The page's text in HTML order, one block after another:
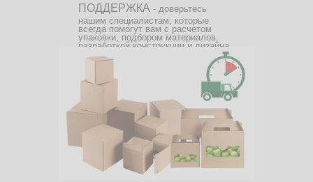
ПОДДЕРЖКА - доверьтесь
нашим специалистам, которые
всегда помогут вам с расчетом
упаковки, подбором материалов,
разработкой конструкции и дизайна.